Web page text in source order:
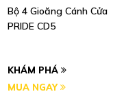
Bộ 4 Gioăng Cánh Cửa
PRIDE CD5
KHÁM PHÁ
MUA NGAY